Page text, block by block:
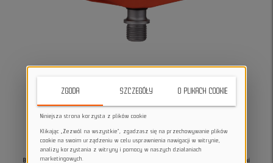
Burgtec MK4 Composite Pedals to pedały rowerowe wyposażone w korpus z mieszanki
ZGODA SZCZEGÓŁY O PLIKACH COOKIE
Niniejsza strona korzysta z plików cookie
Klikając „Zezwól na wszystkie”, zgadzasz się na przechowywanie plików
cookie na swoim urządzeniu w celu usprawnienia nawigacji w witrynie,
analizy korzystania z witryny i pomocy w naszych działaniach
marketingowych.